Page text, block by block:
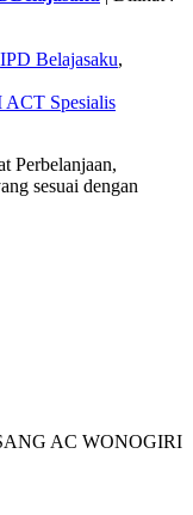
IPD Belajasaku,
Spesialis
Perbelanjaan,
sesuai dengan
AC WONOGIRI